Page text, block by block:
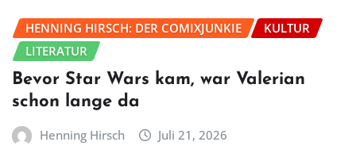
HENNING HIRSCH: DER COMIXJUNKIE
KULTUR
LITERATUR
Bevor Star Wars kam, war Valerian
schon lange da
Henning Hirsch Juli 21, 2026